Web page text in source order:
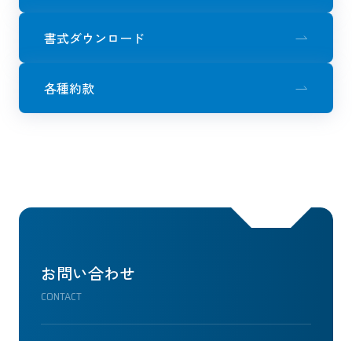
書式ダウンロード
各種約款
お問い合わせ
CONTACT